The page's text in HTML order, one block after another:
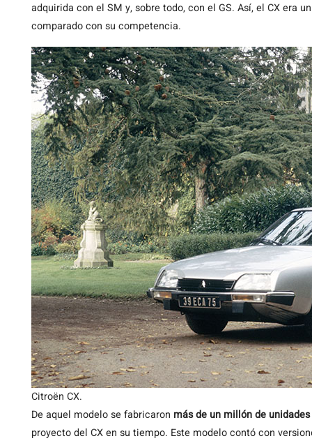
adquirida con el SM y, sobre todo, con el GS. Así, el CX era
comparado con su competencia.
Citroën CX.
De aquel modelo se fabricaron más de un millón de
proyecto del CX en su tiempo. Este modelo contó con